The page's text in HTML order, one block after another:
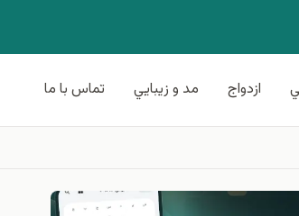
ازدواج مد و زيبايي تماس با ما